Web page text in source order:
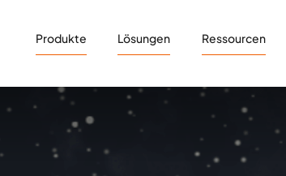
Produkte Lösungen Ressourcen